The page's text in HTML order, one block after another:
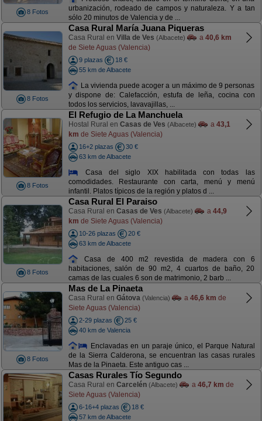
8 Fotos
urbanización, rodeado de campos y naturaleza. Y a tan
sólo 20 minutos de Valencia y de ...
8 Fotos
Casa Rural María Juana Piqueras
Casa Rural en Villa de Ves (Albacete) a 40,6 km
de Siete Aguas (Valencia)
9 plazas
18 €
55 km de Albacete
La vivienda puede acoger a un máximo de 9 personas
y dispone de: Calefacción, estufa de leña, cocina con
todos los servicios, lavavajillas, ...
8 Fotos
El Refugio de La Manchuela
Hostal Rural en Casas de Ves (Albacete) a 43,1
km de Siete Aguas (Valencia)
16+2 plazas
30 €
63 km de Albacete
Casa del siglo XIX habilitada con todas las
comodidades. Restaurante con carta, menú y menú
infantil. Platos típicos de la región y platos d ...
8 Fotos
Casa Rural El Paraiso
Casa Rural en Casas de Ves (Albacete) a 44,9
km de Siete Aguas (Valencia)
10-26 plazas
20 €
63 km de Albacete
Casa de 400 m2 revestida de madera con 6
habitaciones, salón de 90 m2, 4 cuartos de baño, 20
camas de las cuales 6 son de matrimonio, 2 barb ...
8 Fotos
Mas de La Pinaeta
Casa Rural en Gátova (Valencia) a 46,6 km de
Siete Aguas (Valencia)
2-29 plazas
25 €
40 km de Valencia
Enclavadas en un paraje único, el Parque Natural
de la Sierra Calderona, se encuentran las casas rurales
Mas de la Pinaeta. Este antiguo cas ...
Casas Rurales Tío Segundo
Casa Rural en Carcelén (Albacete) a 46,7 km de
Siete Aguas (Valencia)
6-16+4 plazas
18 €
57 km de Albacete